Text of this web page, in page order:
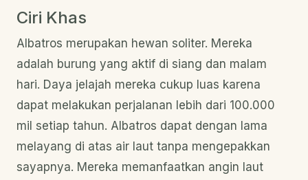
Ciri Khas
Albatros merupakan hewan soliter. Mereka
adalah burung yang aktif di siang dan malam
hari. Daya jelajah mereka cukup luas karena
dapat melakukan perjalanan lebih dari 100.000
mil setiap tahun. Albatros dapat dengan lama
melayang di atas air laut tanpa mengepakkan
sayapnya. Mereka memanfaatkan angin laut